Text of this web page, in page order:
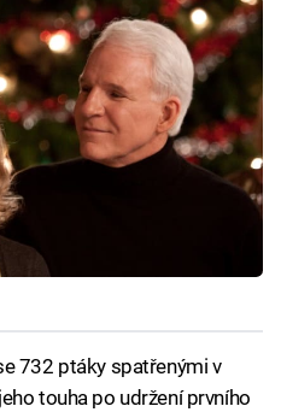
732 ptáky spatřenými v
touha po udržení prvního